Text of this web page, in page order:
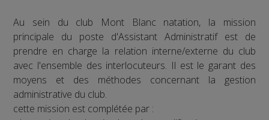
Au sein du club Mont Blanc natation, la mission
principale du poste d'Assistant Administratif est de
prendre en charge la relation interne/externe du club
avec l'ensemble des interlocuteurs. Il est le garant des
moyens et des méthodes concernant la gestion
administrative du club.
cette mission est complétée par :